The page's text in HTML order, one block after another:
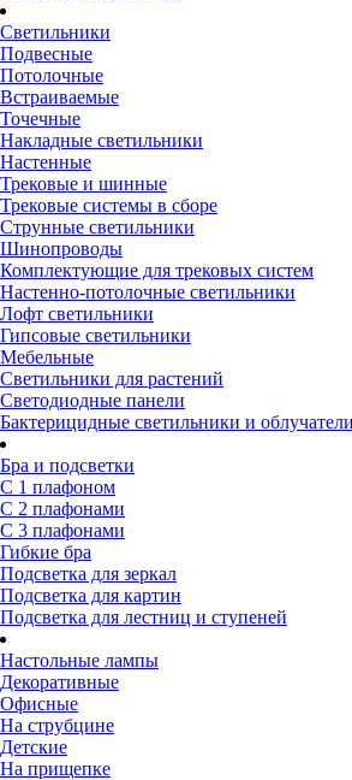
Светильники
Подвесные
Потолочные
Встраиваемые
Точечные
Накладные светильники
Настенные
Трековые и шинные
Трековые системы в сборе
Струнные светильники
Шинопроводы
Комплектующие для трековых систем
Настенно-потолочные светильники
Лофт светильники
Гипсовые светильники
Мебельные
Светильники для растений
Светодиодные панели
Бактерицидные светильники и облучатели
Бра и подсветки
С 1 плафоном
С 2 плафонами
С 3 плафонами
Гибкие бра
Подсветка для зеркал
Подсветка для картин
Подсветка для лестниц и ступеней
Настольные лампы
Декоративные
Офисные
На струбцине
Детские
На прищепке